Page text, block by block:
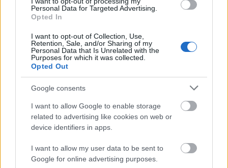
Personal Data for Targeted Advertising.
Opted In
I want to opt-out of Collection, Use,
Retention, Sale, and/or Sharing of my
Personal Data that Is Unrelated with the
Purposes for which it was collected.
Opted Out
Google consents
I want to allow Google to enable storage
related to advertising like cookies on web or
device identifiers in apps.
I want to allow my user data to be sent to
Google for online advertising purposes.
A leginkább Maker-gép: LulzBot TAZ 4 (LulzBot)
Középkategóriában: Ditto Pro (Tinkerine) és Zortrax
(Zortrax)
Intelligens szoftverintegráció: DeltaMaker
(DeltaMaker)
A legjobban frissíthető: Ultimaker Original+
(Ultimaker)
Beépített képességek: 5. generációs Replicator